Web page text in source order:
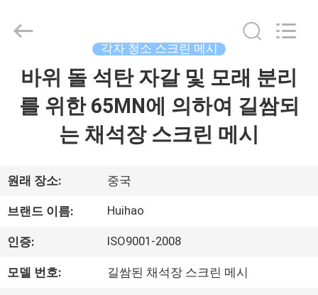
우
리
에
2026
Product
Limited.
Reserved.
각자 청소 스크린 메시
바위 돌 석탄 자갈 및 모래 분리
를 위한 65MN에 의하여 길쌈되
는 채석장 스크린 메시
원래 장소: 중국
브랜드 이름: Huihao
인증: ISO9001-2008
모델 번호: 길쌈된 채석장 스크린 메시